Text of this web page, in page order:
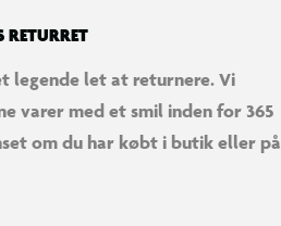
RETURRET
legende let at returnere. Vi
varer med et smil inden for 365
om du har købt i butik eller på